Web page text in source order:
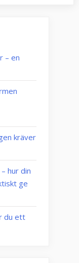
– en
kräver
hur din
ge
du ett